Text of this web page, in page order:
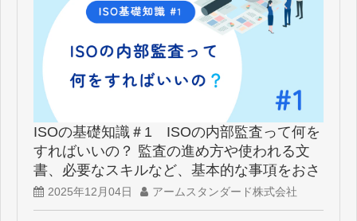
ISOの基礎知識＃1 ISOの内部監査って何を
すればいいの？ 監査の進め方や使われる文
書、必要なスキルなど、基本的な事項をおさ
らいしよう
2025年12月04日 アームスタンダード株式会社